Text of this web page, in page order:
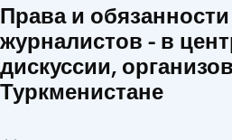
Права и
журналистов - в
дискуссии,
Туркменистане